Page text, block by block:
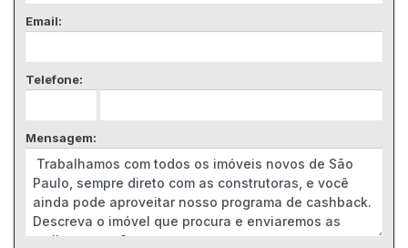
Email:
Telefone:
Mensagem: